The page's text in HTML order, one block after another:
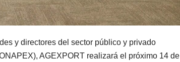
y directores del sector público y privado
AGEXPORT realizará el próximo 14 de